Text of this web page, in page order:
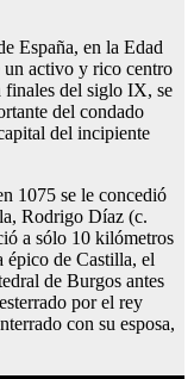
España, en la Edad
activo y rico centro
finales del siglo IX, se
del condado
del incipiente
1075 se le concedió
Rodrigo Díaz (c.
a sólo 10 kilómetros
épico de Castilla, el
de Burgos antes
por el rey
con su esposa,